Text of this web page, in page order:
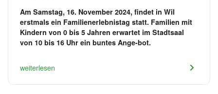
Am Samstag, 16. November 2024, findet in Wil
erstmals ein Familienerlebnistag statt. Familien mit
Kindern von 0 bis 5 Jahren erwartet im Stadtsaal
von 10 bis 16 Uhr ein buntes Ange-bot.
weiterlesen